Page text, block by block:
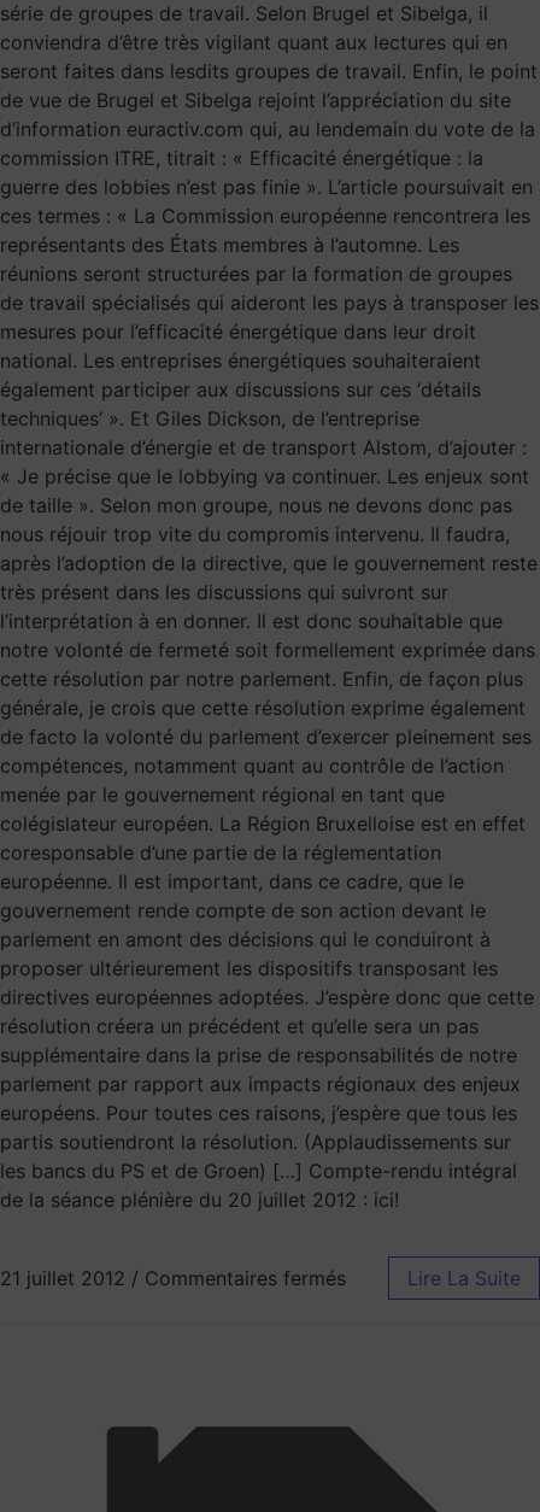
série de groupes de travail. Selon Brugel et Sibelga, il
conviendra d’être très vigilant quant aux lectures qui en
seront faites dans lesdits groupes de travail. Enfin, le point
de vue de Brugel et Sibelga rejoint l’appréciation du site
d’information euractiv.com qui, au lendemain du vote de la
commission ITRE, titrait : « Efficacité énergétique : la
guerre des lobbies n’est pas finie ». L’article poursuivait en
ces termes : « La Commission européenne rencontrera les
représentants des États membres à l’automne. Les
réunions seront structurées par la formation de groupes
de travail spécialisés qui aideront les pays à transposer les
mesures pour l’efficacité énergétique dans leur droit
national. Les entreprises énergétiques souhaiteraient
également participer aux discussions sur ces ‘détails
techniques’ ». Et Giles Dickson, de l’entreprise
internationale d’énergie et de transport Alstom, d’ajouter :
« Je précise que le lobbying va continuer. Les enjeux sont
de taille ». Selon mon groupe, nous ne devons donc pas
nous réjouir trop vite du compromis intervenu. Il faudra,
après l’adoption de la directive, que le gouvernement reste
très présent dans les discussions qui suivront sur
l’interprétation à en donner. Il est donc souhaitable que
notre volonté de fermeté soit formellement exprimée dans
cette résolution par notre parlement. Enfin, de façon plus
générale, je crois que cette résolution exprime également
de facto la volonté du parlement d’exercer pleinement ses
compétences, notamment quant au contrôle de l’action
menée par le gouvernement régional en tant que
colégislateur européen. La Région Bruxelloise est en effet
coresponsable d’une partie de la réglementation
européenne. Il est important, dans ce cadre, que le
gouvernement rende compte de son action devant le
parlement en amont des décisions qui le conduiront à
proposer ultérieurement les dispositifs transposant les
directives européennes adoptées. J’espère donc que cette
résolution créera un précédent et qu’elle sera un pas
supplémentaire dans la prise de responsabilités de notre
parlement par rapport aux impacts régionaux des enjeux
européens. Pour toutes ces raisons, j’espère que tous les
partis soutiendront la résolution. (Applaudissements sur
les bancs du PS et de Groen) […] Compte-rendu intégral
de la séance plénière du 20 juillet 2012 : ici!
21 juillet 2012 / Commentaires fermés Lire La Suite